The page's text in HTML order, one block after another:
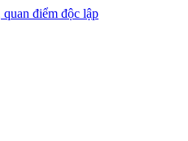
điểm độc lập